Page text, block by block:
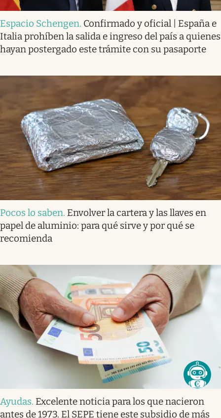
Espacio Schengen. Confirmado y oficial | España e
Italia prohíben la salida e ingreso del país a quienes
hayan postergado este trámite con su pasaporte
Pocos lo saben. Envolver la cartera y las llaves en
papel de aluminio: para qué sirve y por qué se
recomienda
Ayudas. Excelente noticia para los que nacieron
antes de 1973. El SEPE tiene este subsidio de más